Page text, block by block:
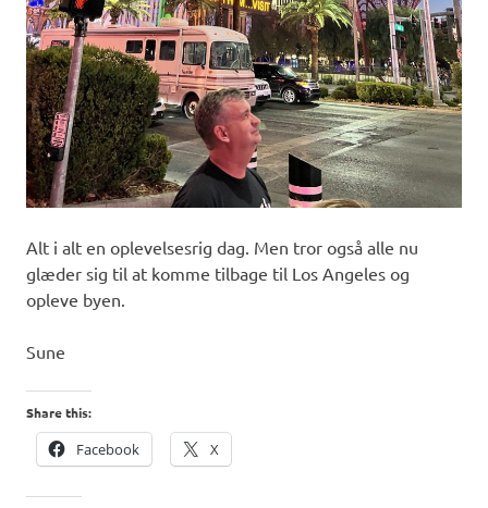
Alt i alt en oplevelsesrig dag. Men tror også alle nu
glæder sig til at komme tilbage til Los Angeles og
opleve byen.
Sune
Share this:
Facebook X